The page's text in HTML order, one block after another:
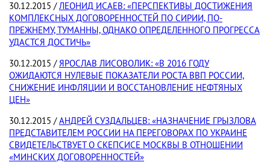
30.12.2015 /ЛЕОНИД ИСАЕВ: «ПЕРСПЕКТИВЫ ДОСТИЖЕНИЯ
КОМПЛЕКСНЫХ ДОГОВОРЕННОСТЕЙ ПО СИРИИ, ПО-
ПРЕЖНЕМУ, ТУМАННЫ, ОДНАКО ОПРЕДЕЛЕННОГО ПРОГРЕССА
УДАСТСЯ ДОСТИЧЬ»
30.12.2015 /ЯРОСЛАВ ЛИСОВОЛИК: «В 2016 ГОДУ
ОЖИДАЮТСЯ НУЛЕВЫЕ ПОКАЗАТЕЛИ РОСТА ВВП РОССИИ,
СНИЖЕНИЕ ИНФЛЯЦИИ И ВОССТАНОВЛЕНИЕ НЕФТЯНЫХ
ЦЕН»
30.12.2015 /АНДРЕЙ СУЗДАЛЬЦЕВ: «НАЗНАЧЕНИЕ ГРЫЗЛОВА
ПРЕДСТАВИТЕЛЕМ РОССИИ НА ПЕРЕГОВОРАХ ПО УКРАИНЕ
СВИДЕТЕЛЬСТВУЕТ О СКЕПСИСЕ МОСКВЫ В ОТНОШЕНИИ
«МИНСКИХ ДОГОВОРЕННОСТЕЙ»